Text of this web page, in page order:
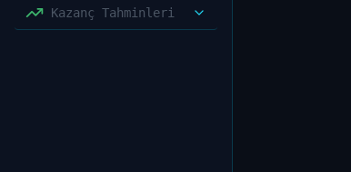
Kazanç Tahminleri